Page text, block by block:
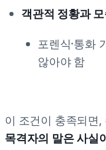
객관적 정황과
포렌식·통화
않아야 함
이 조건이 충족되면
목격자의 말은 사실